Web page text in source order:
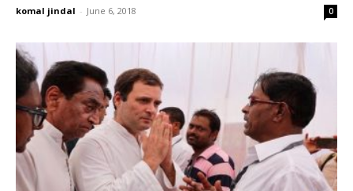
komal jindal - June 6, 2018 0